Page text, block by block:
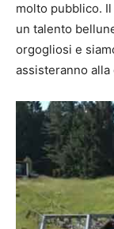
molto pubblico.
un talento
orgogliosi e
assisteranno alla